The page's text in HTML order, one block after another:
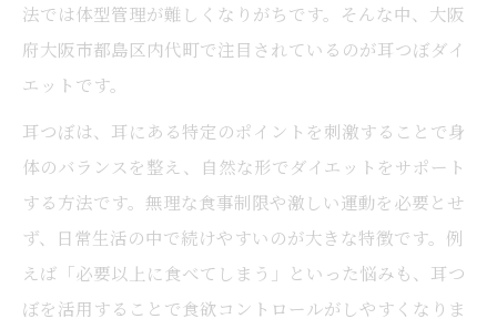
法では体型管理が難しくなりがちです。そんな中、大阪
府大阪市都島区内代町で注目されているのが耳つぼダイ
エットです。
耳つぼは、耳にある特定のポイントを刺激することで身
体のバランスを整え、自然な形でダイエットをサポート
する方法です。無理な食事制限や激しい運動を必要とせ
ず、日常生活の中で続けやすいのが大きな特徴です。例
えば「必要以上に食べてしまう」といった悩みも、耳つ
ぼを活用することで食欲コントロールがしやすくなりま